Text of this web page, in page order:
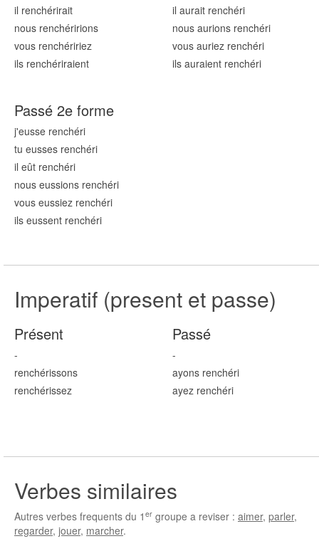
il renchérirait
nous renchéririons
vous renchéririez
ils renchériraient
il aurait renchéri
nous aurions renchéri
vous auriez renchéri
ils auraient renchéri
Passé 2e forme
j'eusse renchéri
tu eusses renchéri
il eût renchéri
nous eussions renchéri
vous eussiez renchéri
ils eussent renchéri
Imperatif (present et passe)
Présent
-
renchérissons
renchérissez
Passé
-
ayons renchéri
ayez renchéri
Verbes similaires
Autres verbes frequents du 1 er groupe a reviser : aimer, parler,
regarder, jouer, marcher.